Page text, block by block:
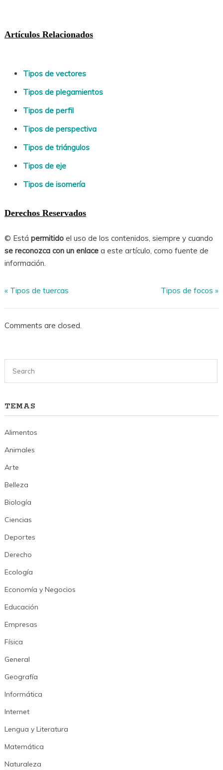
Artículos Relacionados
Tipos de vectores
Tipos de plegamientos
Tipos de perfil
Tipos de perspectiva
Tipos de triángulos
Tipos de eje
Tipos de isomería
Derechos Reservados
© Está permitidoel uso de los contenidos, siempre y cuando
se reconozca con un enlacea este artículo, como fuente de
información.
« Tipos de tuercas Tipos de focos »
Comments are closed.
TEMAS
Alimentos
Animales
Arte
Belleza
Biología
Ciencias
Deportes
Derecho
Ecología
Economía y Negocios
Educación
Empresas
Física
General
Geografía
Informática
Internet
Lengua y Literatura
Matemática
Naturaleza